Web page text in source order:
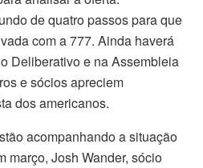
de quatro passos para que
com a 777. Ainda haverá
Deliberativo e na Assembleia
e sócios apreciem
dos americanos.
acompanhando a situação
março, Josh Wander, sócio